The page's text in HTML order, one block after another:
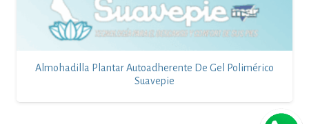
Almohadilla Plantar Autoadherente De Gel Polimérico
Suavepie